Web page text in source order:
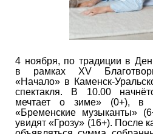
4 ноября, по традиции в
в рамках XV
«Начало» в Каменск-
спектакля. В 10.00
мечтает о зиме» (0+), в
«Бременские музыканты»
увидят «Грозу» (16+). После